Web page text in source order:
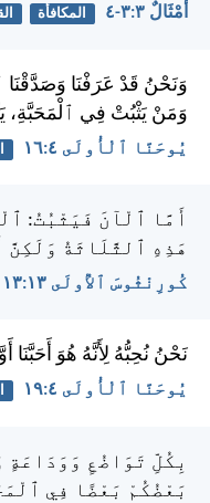
أَمْثَالٌ ٣:‏٣-‏٤ المكافأة
وَنَحْنُ قَدْ عَرَفْنَا وَصَدَّقْنَا
وَمَنْ يَثْبُتْ فِي ٱلْمَحَبَّةِ،
يُوحَنَّا ٱلْأُولَى ٤:‏١٦
أَمَّا ٱلْآنَ فَيَثْبُتُ:
هَذِهِ ٱلثَّلَاثَةُ وَلَكِنَّ
كُورِنْثُوسَ ٱلأُولَى ١٣:‏١٣
نَحْنُ نُحِبُّهُ لِأَنَّهُ هُوَ أَحَبَّنَا
يُوحَنَّا ٱلْأُولَى ٤:‏١٩
بِكُلِّ تَوَاضُعٍ
بَعْضُكُمْ بَعْضًا فِي